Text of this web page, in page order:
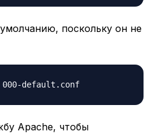
поскольку он не
Apache, чтобы